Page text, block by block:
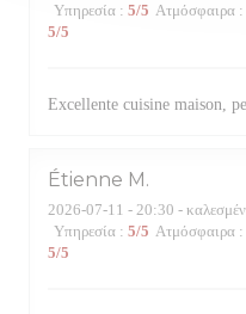
Υπηρεσία : 5/5 Ατμόσφαιρα :
5/5
Excellente cuisine maison,
Étienne M
2026-07-11 - 20:30 -
Υπηρεσία : 5/5 Ατμόσφαιρα :
5/5